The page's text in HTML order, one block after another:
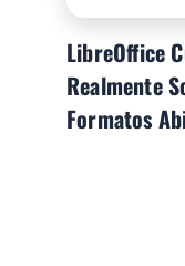
LibreOffice
Realmente
Formatos